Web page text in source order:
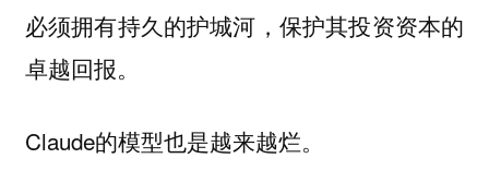
必须拥有持久的护城河，保护其投资资本的
卓越回报。
Claude的模型也是越来越烂。